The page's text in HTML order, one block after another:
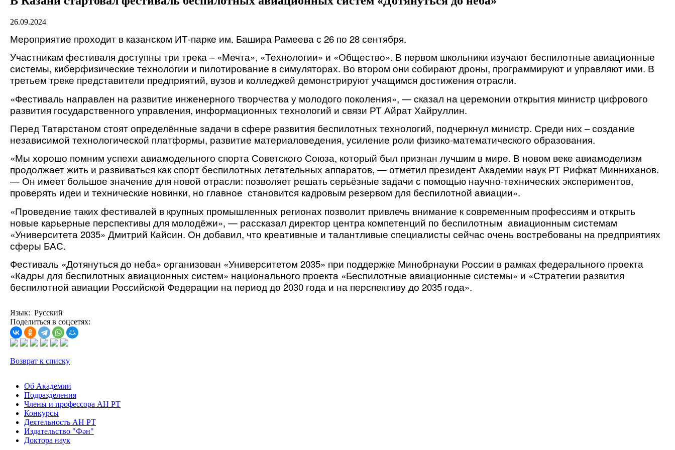
26.09.2024
Мероприятие проходит в казанском ИТ-парке им. Башира Рамеева с 26 по 28 сентября.
Участникам фестиваля доступны три трека – «Мечта», «Технологии» и «Общество». В первом школьники изучают беспилотные авиационные
системы, киберфизические технологии и пилотирование в симуляторах. Во втором они собирают дроны, программируют и управляют ими. В
третьем треке представители предприятий, вузов и колледжей демонстрируют учащимся достижения отрасли.
«Фестиваль направлен на развитие инженерного творчества у молодого поколения», — сказал на церемонии открытия министр цифрового
развития государственного управления, информационных технологий и связи РТ Айрат Хайруллин.
Перед Татарстаном стоят определённые задачи в сфере развития беспилотных технологий, подчеркнул министр. Среди них – создание
независимой технологической платформы, развитие материаловедения, усиление роли физико-математического образования.
«Мы хорошо помним успехи авиамодельного спорта Советского Союза, который был признан лучшим в мире. В новом веке авиамоделизм
продолжает жить и развиваться как спорт беспилотных летательных аппаратов, — отметил президент Академии наук РТ Рифкат Минниханов.
— Он имеет большое значение для новой отрасли: позволяет решать серьёзные задачи с помощью научно-технических экспериментов,
проверять идеи и технические новинки, но главное становится кадровым резервом для беспилотной авиации».
«Проведение таких фестивалей в крупных промышленных регионах позволит привлечь внимание к современным профессиям и открыть
новые карьерные перспективы для молодёжи», — рассказал директор центра компетенций по беспилотным авиационным системам
«Университета 2035» Дмитрий Кайсин. Он добавил, что креативные и талантливые специалисты сейчас очень востребованы на предприятиях
сферы БАС.
Фестиваль «Дотянуться до неба» организован «Университетом 2035» при поддержке Минобрнауки России в рамках федерального проекта
«Кадры для беспилотных авиационных систем» национального проекта «Беспилотные авиационные системы» и «Стратегии развития
беспилотной авиации Российской Федерации на период до 2030 года и на перспективу до 2035 года».
Язык: Русский
Поделиться в соцсетях:
Возврат к списку
Об Академии
Подразделения
Члены и профессора АН РТ
Конкурсы
Деятельность АН РТ
Издательство "Фән"
Доктора наук